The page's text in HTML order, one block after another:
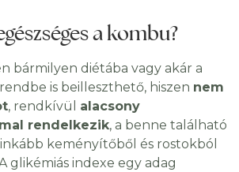
a kombu?
bármilyen diétába vagy akár a
is beilleszthető, hiszen nem
, rendkívül alacsony
rendelkezik, a benne található
keményítőből és rostokból
glikémiás indexe egy adag